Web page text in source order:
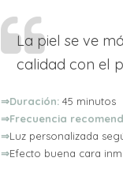
La piel se ve
calidad con el
⇒Duración: 45 minutos
⇒Frecuencia
⇒Luz personalizada
⇒Efecto buena cara